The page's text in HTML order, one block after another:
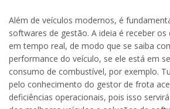
Além de veículos modernos, é
softwares de gestão. A ideia é receber
em tempo real, de modo que se saiba
performance do veículo, se ele está em
consumo de combustível, por exemplo.
pelo conhecimento do gestor de frota
deficiências operacionais, pois isso